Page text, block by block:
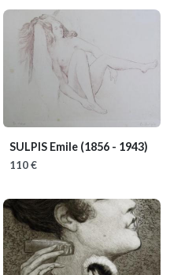
SULPIS Emile (1856 - 1943)
110 €